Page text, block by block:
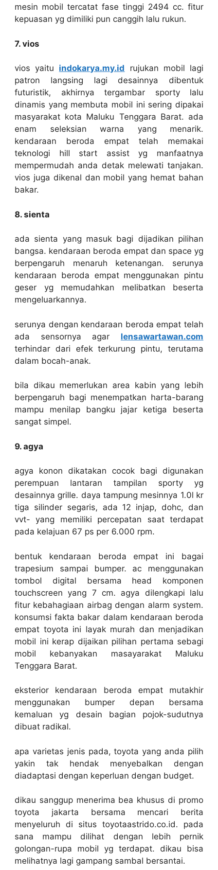
mesin mobil tercatat fase tinggi 2494 cc. fitur
kepuasan yg dimiliki pun canggih lalu rukun.
7. vios
vios yaitu indokarya.my.id rujukan mobil lagi
patron langsing lagi desainnya dibentuk
futuristik, akhirnya tergambar sporty lalu
dinamis yang membuta mobil ini sering dipakai
masyarakat kota Maluku Tenggara Barat. ada
enam seleksian warna yang menarik.
kendaraan beroda empat telah memakai
teknologi hill start assist yg manfaatnya
mempermudah anda detak melewati tanjakan.
vios juga dikenal dan mobil yang hemat bahan
bakar.
8. sienta
ada sienta yang masuk bagi dijadikan pilihan
bangsa. kendaraan beroda empat dan space yg
berpengaruh menaruh ketenangan. serunya
kendaraan beroda empat menggunakan pintu
geser yg memudahkan melibatkan beserta
mengeluarkannya.
serunya dengan kendaraan beroda empat telah
ada sensornya agar lensawartawan.com
terhindar dari efek terkurung pintu, terutama
dalam bocah-anak.
bila dikau memerlukan area kabin yang lebih
berpengaruh bagi menempatkan harta-barang
mampu menilap bangku jajar ketiga beserta
sangat simpel.
9. agya
agya konon dikatakan cocok bagi digunakan
perempuan lantaran tampilan sporty yg
desainnya grille. daya tampung mesinnya 1.0l kr
tiga silinder segaris, ada 12 injap, dohc, dan
vvt- yang memiliki percepatan saat terdapat
pada kelajuan 67 ps per 6.000 rpm.
bentuk kendaraan beroda empat ini bagai
trapesium sampai bumper. ac menggunakan
tombol digital bersama head komponen
touchscreen yang 7 cm. agya dilengkapi lalu
fitur kebahagiaan airbag dengan alarm system.
konsumsi fakta bakar dalam kendaraan beroda
empat toyota ini layak murah dan menjadikan
mobil ini kerap dijaikan pilihan pertama sebagi
mobil kebanyakan masayarakat Maluku
Tenggara Barat.
eksterior kendaraan beroda empat mutakhir
menggunakan bumper depan bersama
kemaluan yg desain bagian pojok-sudutnya
dibuat radikal.
apa varietas jenis pada, toyota yang anda pilih
yakin tak hendak menyebalkan dengan
diadaptasi dengan keperluan dengan budget.
dikau sanggup menerima bea khusus di promo
toyota jakarta bersama mencari berita
menyeluruh di situs toyotaastrido.co.id. pada
sana mampu dilihat dengan lebih pernik
golongan-rupa mobil yg terdapat. dikau bisa
melihatnya lagi gampang sambal bersantai.